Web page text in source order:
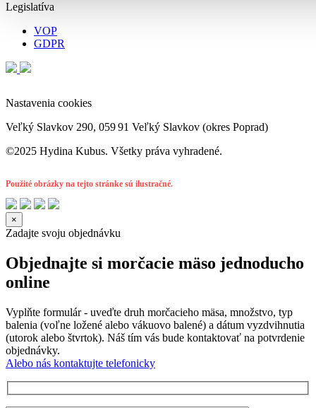
Legislatíva
VOP
GDPR
Nastavenia cookies
Veľký Slavkov 290, 059 91 Veľký Slavkov (okres Poprad)
©2025 Hydina Kubus. Všetky práva vyhradené.
Použité obrázky na tejto stránke sú ilustračné.
×
Zadajte svoju objednávku
Objednajte si morčacie mäso jednoducho
online
Vyplňte formulár - uveďte druh morčacieho mäsa, množstvo, typ
balenia (voľne ložené alebo vákuovo balené) a dátum vyzdvihnutia
(utorok alebo štvrtok). Náš tím vás bude kontaktovať na potvrdenie
objednávky.
Alebo nás kontaktujte telefonicky